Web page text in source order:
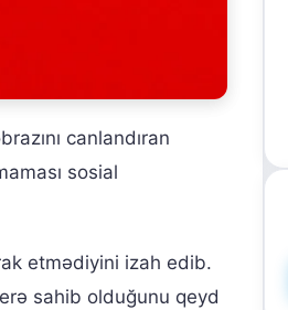
canlandıran
sosial
etmədiyini izah edib.
sahib olduğunu qeyd